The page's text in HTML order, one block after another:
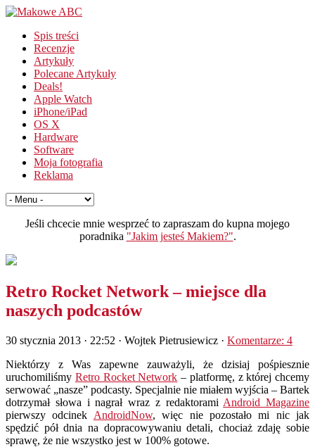
Spis treści
Recenzje
Artykuły
Polecane Artykuły
Deals!
Apple Watch
iPhone/iPad
OS X
Hardware
Software
Moja fotografia
Reklama
Jeśli chcecie mnie wesprzeć to zapraszam do kupna mojego
poradnika "Jakim jesteś Makiem?".
Retro Rocket Network – miejsce dla
naszych podcastów
30 stycznia 2013 · 22:52 · Wojtek Pietrusiewicz · Komentarze: 4
Niektórzy z Was zapewne zauważyli, że dzisiaj pośpiesznie
uruchomiliśmy Retro Rocket Network – platformę, z której chcemy
serwować „nasze” podcasty. Specjalnie nie miałem wyjścia – Bartek
dotrzymał słowa i nagrał wraz z redaktorami Android Magazine
pierwszy odcinek AndroidNow, więc nie pozostało mi nic jak
spędzić pół dnia na dopracowywaniu detali, chociaż zdaję sobie
sprawę, że nie wszystko jest w 100% gotowe.